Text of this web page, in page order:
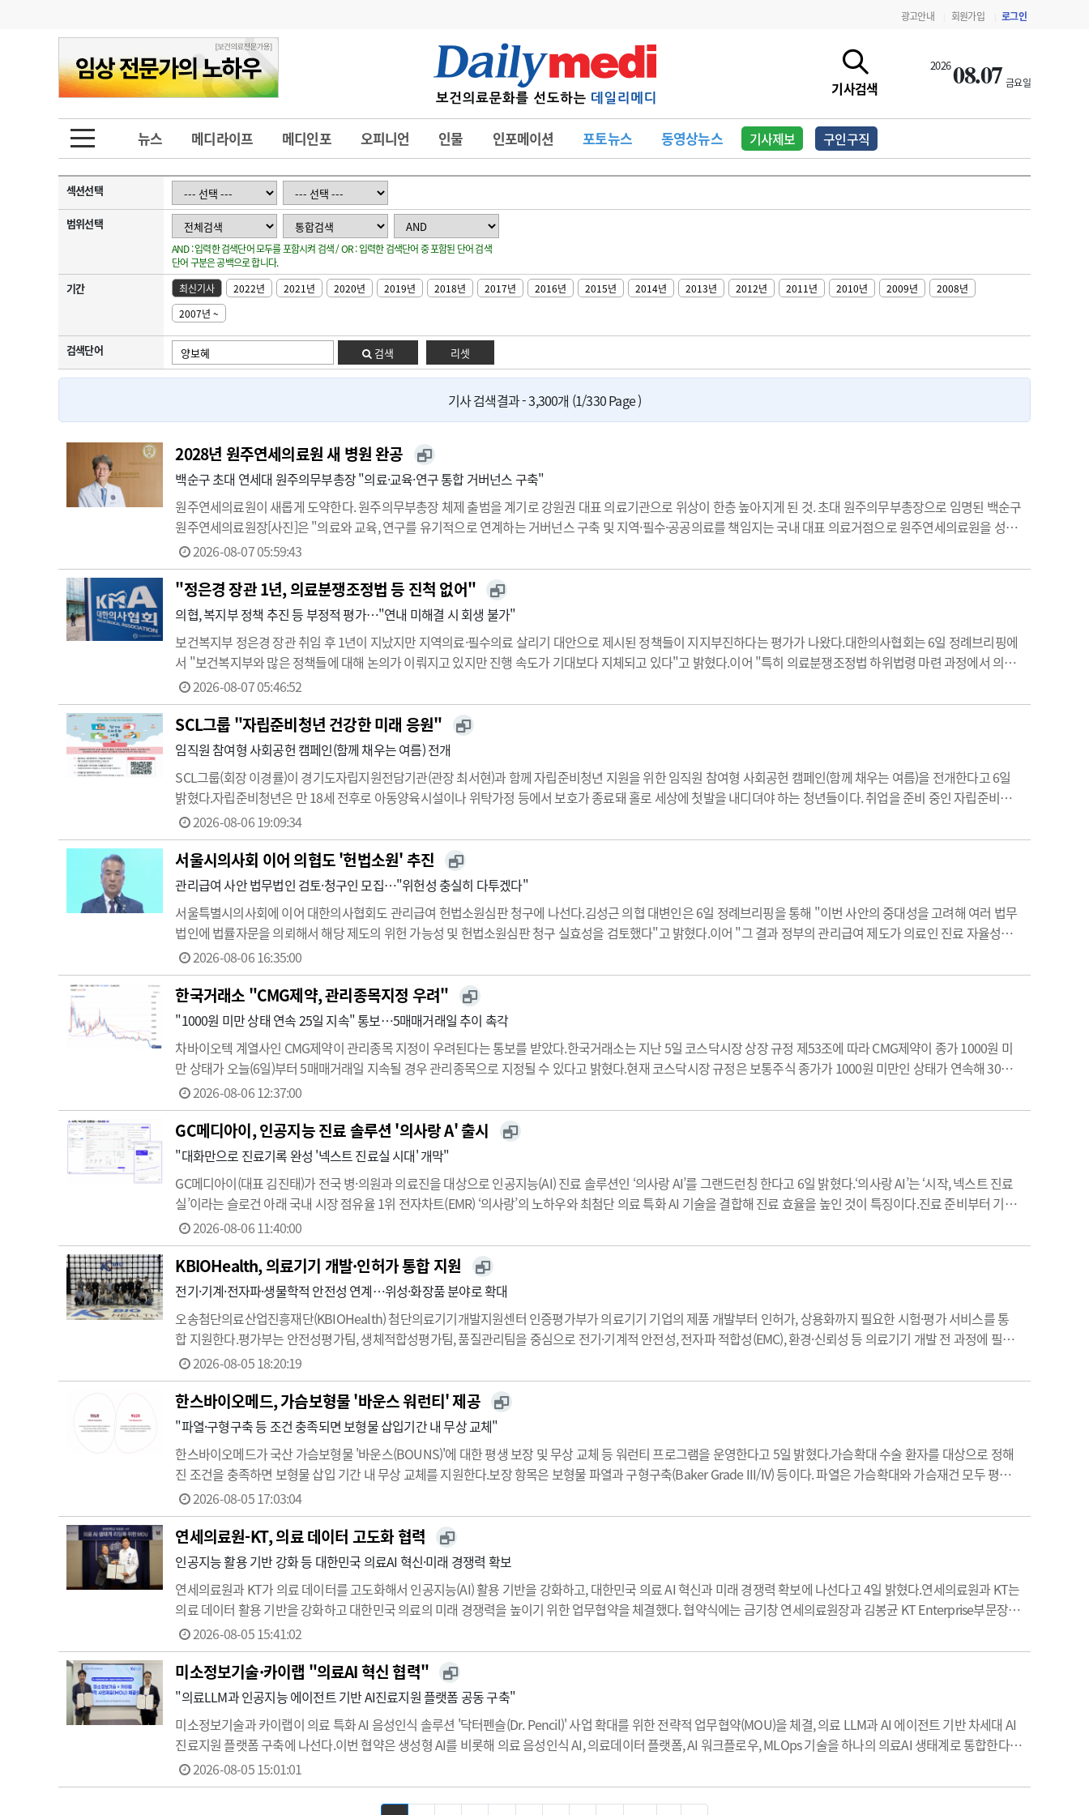
광고안내 회원가입 로그인
기사검색
202608.07 금요일
뉴스 메디라이프 메디인포 오피니언 인물 인포메이션 포토뉴스 동영상뉴스 기사제보 구인구직
금주의 검색어
1
의사인력 수급 추계
성분명 처방
AI의료
4
전공의 모집 결과
5
의사국시 합격률
6
관리급여 실시
10 약가인하
인사 사고
오피니언 칼럼 수첩
인물 초대석 피플
동영상뉴스
포토뉴스 포토뉴스
지역병원 중소병원
인포메이션 행정처분 판례 유권해석 정책/통계 공시 지침·기준·평가 약제급여 심사 결과
학회·연수강좌 학회/연수강좌 행사
고객센터 회사소개 법적고지 광고안내
섹션선택
범위선택
AND : 입력한 검색단어 모두를 포함시켜 검색 / OR : 입력한 검색단어 중 포함된 단어 검색
단어 구분은 공백으로 합니다.
기간 최신기사 2022년 2021년 2020년 2019년 2018년 2017년 2016년 2015년 2014년 2013년 2012년 2011년 2010년 2009년
2008년
2007년 ~
검색단어 검색 리셋
기사 검색결과 - 3,300개 (1/330 Page )
2028년 원주연세의료원 새 병원 완공
백순구 초대 연세대 원주의무부총장 "의료·교육·연구 통합 거버넌스 구축"
원주연세의료원이 새롭게 도약한다. 원주의무부총장 체제 출범을 계기로 강원권 대표 의료기관으로 위상이 한층 높아지게 된 것. 초대 원주의무부총장으로 임명된 백순구
원주연세의료원장[사진]은 "의료와 교육, 연구를 유기적으로 연계하는 거버넌스 구축 및 지역·필수·공공의료를 책임지는 국내 대표 의료거점으로 원주연세의료원을 성
장시키겠다"고 밝혔다. 새로운 미래를 그려나갈 그에게서 구체적인 비전 및 향후 계획에 대해 들어봤다.[편집자주]Q. 초대 의무부총장으로 임명됐다. 소감은원주의무부총
장이라는 새로운 직제가 신설되고, …
2026-08-07 05:59:43
"정은경 장관 1년, 의료분쟁조정법 등 진척 없어"
의협, 복지부 정책 추진 등 부정적 평가…"연내 미해결 시 회생 불가"
보건복지부 정은경 장관 취임 후 1년이 지났지만 지역의료·필수의료 살리기 대안으로 제시된 정책들이 지지부진하다는 평가가 나왔다.대한의사협회는 6일 정례브리핑에
서 "보건복지부와 많은 정책들에 대해 논의가 이뤄지고 있지만 진행 속도가 기대보다 지체되고 있다"고 밝혔다.이어 "특히 의료분쟁조정법 하위법령 마련 과정에서 의료
인 형사처벌 및 소송 위험성 등의 내용을 충분히 고려하라고 대통령도 언급했지만, 속도가 나지 않고 있다"고 주장했다.협회는 "법적보호체계가 명확히 제시된다면 필수
의료 체…
2026-08-07 05:46:52
SCL그룹 "자립준비청년 건강한 미래 응원"
임직원 참여형 사회공헌 캠페인(함께 채우는 여름) 전개
SCL그룹(회장 이경률)이 경기도자립지원전담기관(관장 최서현)과 함께 자립준비청년 지원을 위한 임직원 참여형 사회공헌 캠페인(함께 채우는 여름)을 전개한다고 6일
밝혔다.자립준비청년은 만 18세 전후로 아동양육시설이나 위탁가정 등에서 보호가 종료돼 홀로 세상에 첫발을 내디뎌야 하는 청년들이다. 취업을 준비 중인 자립준비청
년의 상당수는 기본적인 평균 생활비조차 감당하기 어려운 형편이다.학자금 등으로 생긴 부채를 홀로 짊어지며 어려움을 겪는 경우가 많아 따뜻한 관심과 지원이 시급하
다.이에 SCL그룹과 경기도자립지원전담기관은 홀로…
2026-08-06 19:09:34
서울시의사회 이어 의협도 '헌법소원' 추진
관리급여 사안 법무법인 검토·청구인 모집…"위헌성 충실히 다투겠다"
서울특별시의사회에 이어 대한의사협회도 관리급여 헌법소원심판 청구에 나선다.김성근 의협 대변인은 6일 정례브리핑을 통해 "이번 사안의 중대성을 고려해 여러 법무
법인에 법률자문을 의뢰해서 해당 제도의 위헌 가능성 및 헌법소원심판 청구 실효성을 검토했다"고 밝혔다.이어 "그 결과 정부의 관리급여 제도가 의료인 진료 자율성과
환자 치료 선택권을 과도하게 제한하고, 국민 기본권에도 중대한 영향을 미칠 수 있다는 판단했다"고 덧붙였다.김 대변인은 "이에 헌법소원심판 청구를 추진하고 있
다…
2026-08-06 16:35:00
한국거래소 "CMG제약, 관리종목지정 우려"
"1000원 미만 상태 연속 25일 지속" 통보…5매매거래일 추이 촉각
차바이오텍 계열사인 CMG제약이 관리종목 지정이 우려된다는 통보를 받았다.한국거래소는 지난 5일 코스닥시장 상장 규정 제53조에 따라 CMG제약이 종가 1000원 미
만 상태가 오늘(6일)부터 5매매거래일 지속될 경우 관리종목으로 지정될 수 있다고 밝혔다.현재 코스닥시장 규정은 보통주식 종가가 1000원 미만인 상태가 연속해 30일
동안 이어지게 되면 관리종목으로 지정하고 있다. CMG제약은 오전 11시 30분 현재 기준 전거래일 대비 3.52% 하락한 713원에 거래되고 있다. 지난 6월 29일 하루를 제외
하면 주가가 700원에…
2026-08-06 12:37:00
GC메디아이, 인공지능 진료 솔루션 '의사랑 A' 출시
"대화만으로 진료기록 완성 '넥스트 진료실 시대' 개막"
GC메디아이(대표 김진태)가 전국 병·의원과 의료진을 대상으로 인공지능(AI) 진료 솔루션인 ‘의사랑 AI’를 그랜드런칭 한다고 6일 밝혔다.‘의사랑 AI’는 ‘시작, 넥스트 진료
실’이라는 슬로건 아래 국내 시장 점유율 1위 전자차트(EMR) ‘의사랑’의 노하우와 최첨단 의료 특화 AI 기술을 결합해 진료 효율을 높인 것이 특징이다.진료 준비부터 기록
작성, 상병·처방 검색까지 진료 과정에서 발생하는 반복 업무를 줄여 의료진이 환자와의 소통에 더욱 집중할 수 있도록 지원한다.먼저 ‘STT & S.O.A.P 차팅’은 의료 …
2026-08-06 11:40:00
KBIOHealth, 의료기기 개발·인허가 통합 지원
전기·기계·전자파·생물학적 안전성 연계…위성·화장품 분야로 확대
오송첨단의료산업진흥재단(KBIOHealth) 첨단의료기기개발지원센터 인증평가부가 의료기기 기업의 제품 개발부터 인허가, 상용화까지 필요한 시험·평가 서비스를 통
합 지원한다.평가부는 안전성평가팀, 생체적합성평가팀, 품질관리팀을 중심으로 전기·기계적 안전성, 전자파 적합성(EMC), 환경·신뢰성 등 의료기기 개발 전 과정에 필요
한 시험 서비스를 제공하고 있다.의료기기 안전성평가팀은 IEC 60601 시리즈를 기반으로 의료기기의 전기·기계적 안전성과 환경·신뢰성, 임플란트 기계적 성능 등을 평
가하고 있다.생체적합성평가팀은 ISO 10…
2026-08-05 18:20:19
한스바이오메드, 가슴보형물 '바운스 워런티' 제공
"파열·구형구축 등 조건 충족되면 보형물 삽입기간 내 무상 교체"
한스바이오메드가 국산 가슴보형물 '바운스(BOUNS)'에 대한 평생 보장 및 무상 교체 등 워런티 프로그램을 운영한다고 5일 밝혔다.가슴확대 수술 환자를 대상으로 정해
진 조건을 충족하면 보형물 삽입 기간 내 무상 교체를 지원한다.보장 항목은 보형물 파열과 구형구축(Baker Grade III/IV) 등이다. 파열은 가슴확대와 가슴재건 모두 평생
보장하고 구형구축은 가슴확대의 경우 평생, 가슴재건의 경우 10년을 보장한다. 보장 조건을 충족하면 보형물 삽입 기간 내 무상 교체가 지원된다.가슴보형물은 인체에 장
기간 삽입되는 의료…
2026-08-05 17:03:04
연세의료원-KT, 의료 데이터 고도화 협력
인공지능 활용 기반 강화 등 대한민국 의료AI 혁신·미래 경쟁력 확보
연세의료원과 KT가 의료 데이터를 고도화해서 인공지능(AI) 활용 기반을 강화하고, 대한민국 의료 AI 혁신과 미래 경쟁력 확보에 나선다고 4일 밝혔다.연세의료원과 KT는
의료 데이터 활용 기반을 강화하고 대한민국 의료의 미래 경쟁력을 높이기 위한 업무협약을 체결했다. 협약식에는 금기창 연세의료원장과 김봉균 KT Enterprise부문장을
비롯한 주요 관계자가 참석했다.최근 생성형 AI를 비롯한 AI 기술이 빠르게 발전하면서 진료 기록, 검사 결과, 의료 영상, 연구 데이터 등 병원이 보유한 방대한 의료 데이터
의 가치가 더욱 …
2026-08-05 15:41:02
미소정보기술·카이랩 "의료AI 혁신 협력"
"의료LLM과 인공지능 에이전트 기반 AI진료지원 플랫폼 공동 구축"
미소정보기술과 카이랩이 의료 특화 AI 음성인식 솔루션 '닥터펜슬(Dr. Pencil)' 사업 확대를 위한 전략적 업무협약(MOU)을 체결, 의료 LLM과 AI 에이전트 기반 차세대 AI
진료지원 플랫폼 구축에 나선다.이번 협약은 생성형 AI를 비롯해 의료 음성인식 AI, 의료데이터 플랫폼, AI 워크플로우, MLOps 기술을 하나의 의료AI 생태계로 통합한다는
점에서 의미가 크다. 양사는 병원과 의료기관이 AI를 보다 쉽고 안전하게 도입할 수 있도록 AI모델 개발부터 학습, 배포, 운영까지 전(全) 과정을 지원하는 통합 플랫폼…
2026-08-05 15:01:01